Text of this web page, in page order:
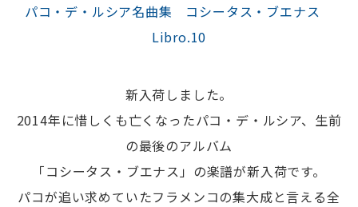
パコ・デ・ルシア名曲集 コシータス・ブエナス
Libro.10
新入荷しました。
2014年に惜しくも亡くなったパコ・デ・ルシア、生前
の最後のアルバム
「コシータス・ブエナス」の楽譜が新入荷です。
パコが追い求めていたフラメンコの集大成と言える全